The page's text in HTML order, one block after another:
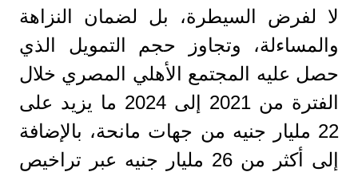
لا لفرض السيطرة، بل لضمان النزاهة
والمساءلة، وتجاوز حجم التمويل الذي
حصل عليه المجتمع الأهلي المصري خلال
الفترة من 2021 إلى 2024 ما يزيد على
22 مليار جنيه من جهات مانحة، بالإضافة
إلى أكثر من 26 مليار جنيه عبر تراخيص